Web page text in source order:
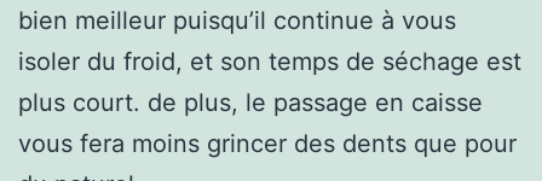
bien meilleur puisqu’il continue à vous
isoler du froid, et son temps de séchage est
plus court. de plus, le passage en caisse
vous fera moins grincer des dents que pour